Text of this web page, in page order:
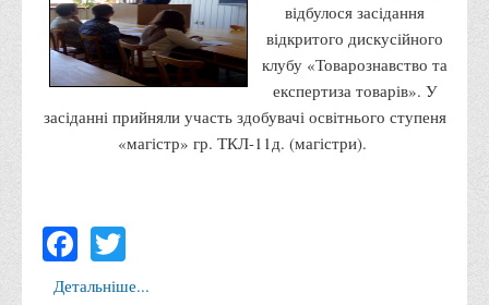
Програми подвійного диплому
Програми стажування (міжнародна практика)
Міжнародні проєкти
Корисні посилання
Навчально-методичний
Технічних засобів навчання
Редакційно-видавничий
відбулося засідання
відкритого дискусійного
клубу «Товарознавство та
експертиза товарів». У
засіданні прийняли участь здобувачі освітнього ступеня
«магістр» гр. ТКЛ-11д. (магістри).
Facebook
Детальніше...